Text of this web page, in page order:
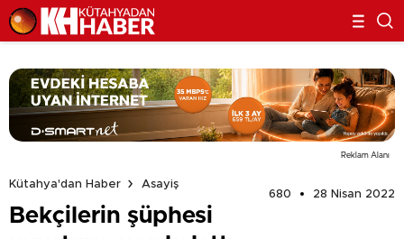
Reklam Alanı
Kütahya'dan Haber
Asayiş
680
28 Nisan 2022
Bekçilerin şüphesi